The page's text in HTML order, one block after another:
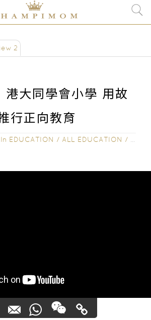
2
港大同學會小學 用故
行正向教育
In EDUCATION / ALL EDUCATION /